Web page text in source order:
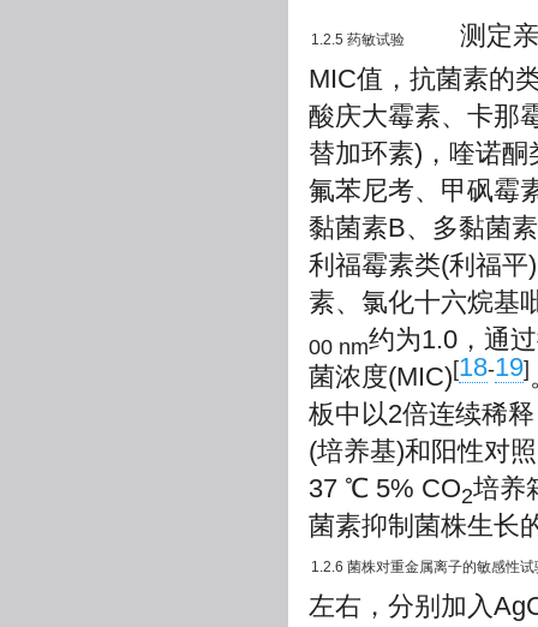
1.2.5 药敏试验
测定亲
MIC值，抗菌素的
酸庆大霉素、卡那
替加环素)，喹诺
氟苯尼考、甲砜霉
黏菌素B、多黏菌
利福霉素类(利福
素、氯化十六烷基
00 nm约为1.0，通
菌浓度(MIC)[18-19]
板中以2倍连续稀
(培养基)和阳性对
37 ℃ 5% CO2培养
菌素抑制菌株生长
1.2.6 菌株对重金属离子的敏感性试
左右，分别加入